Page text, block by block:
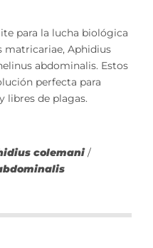
para la lucha biológica
matricariae, Aphidius
abdominalis. Estos
perfecta para
libres de plagas.
colemani/